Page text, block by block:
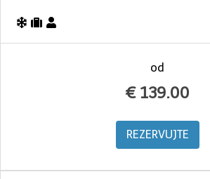
od
€ 139.00
REZERVUJTE